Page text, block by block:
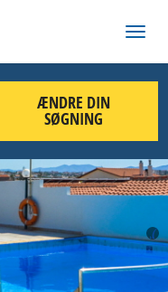
ÆNDRE DIN
SØGNING